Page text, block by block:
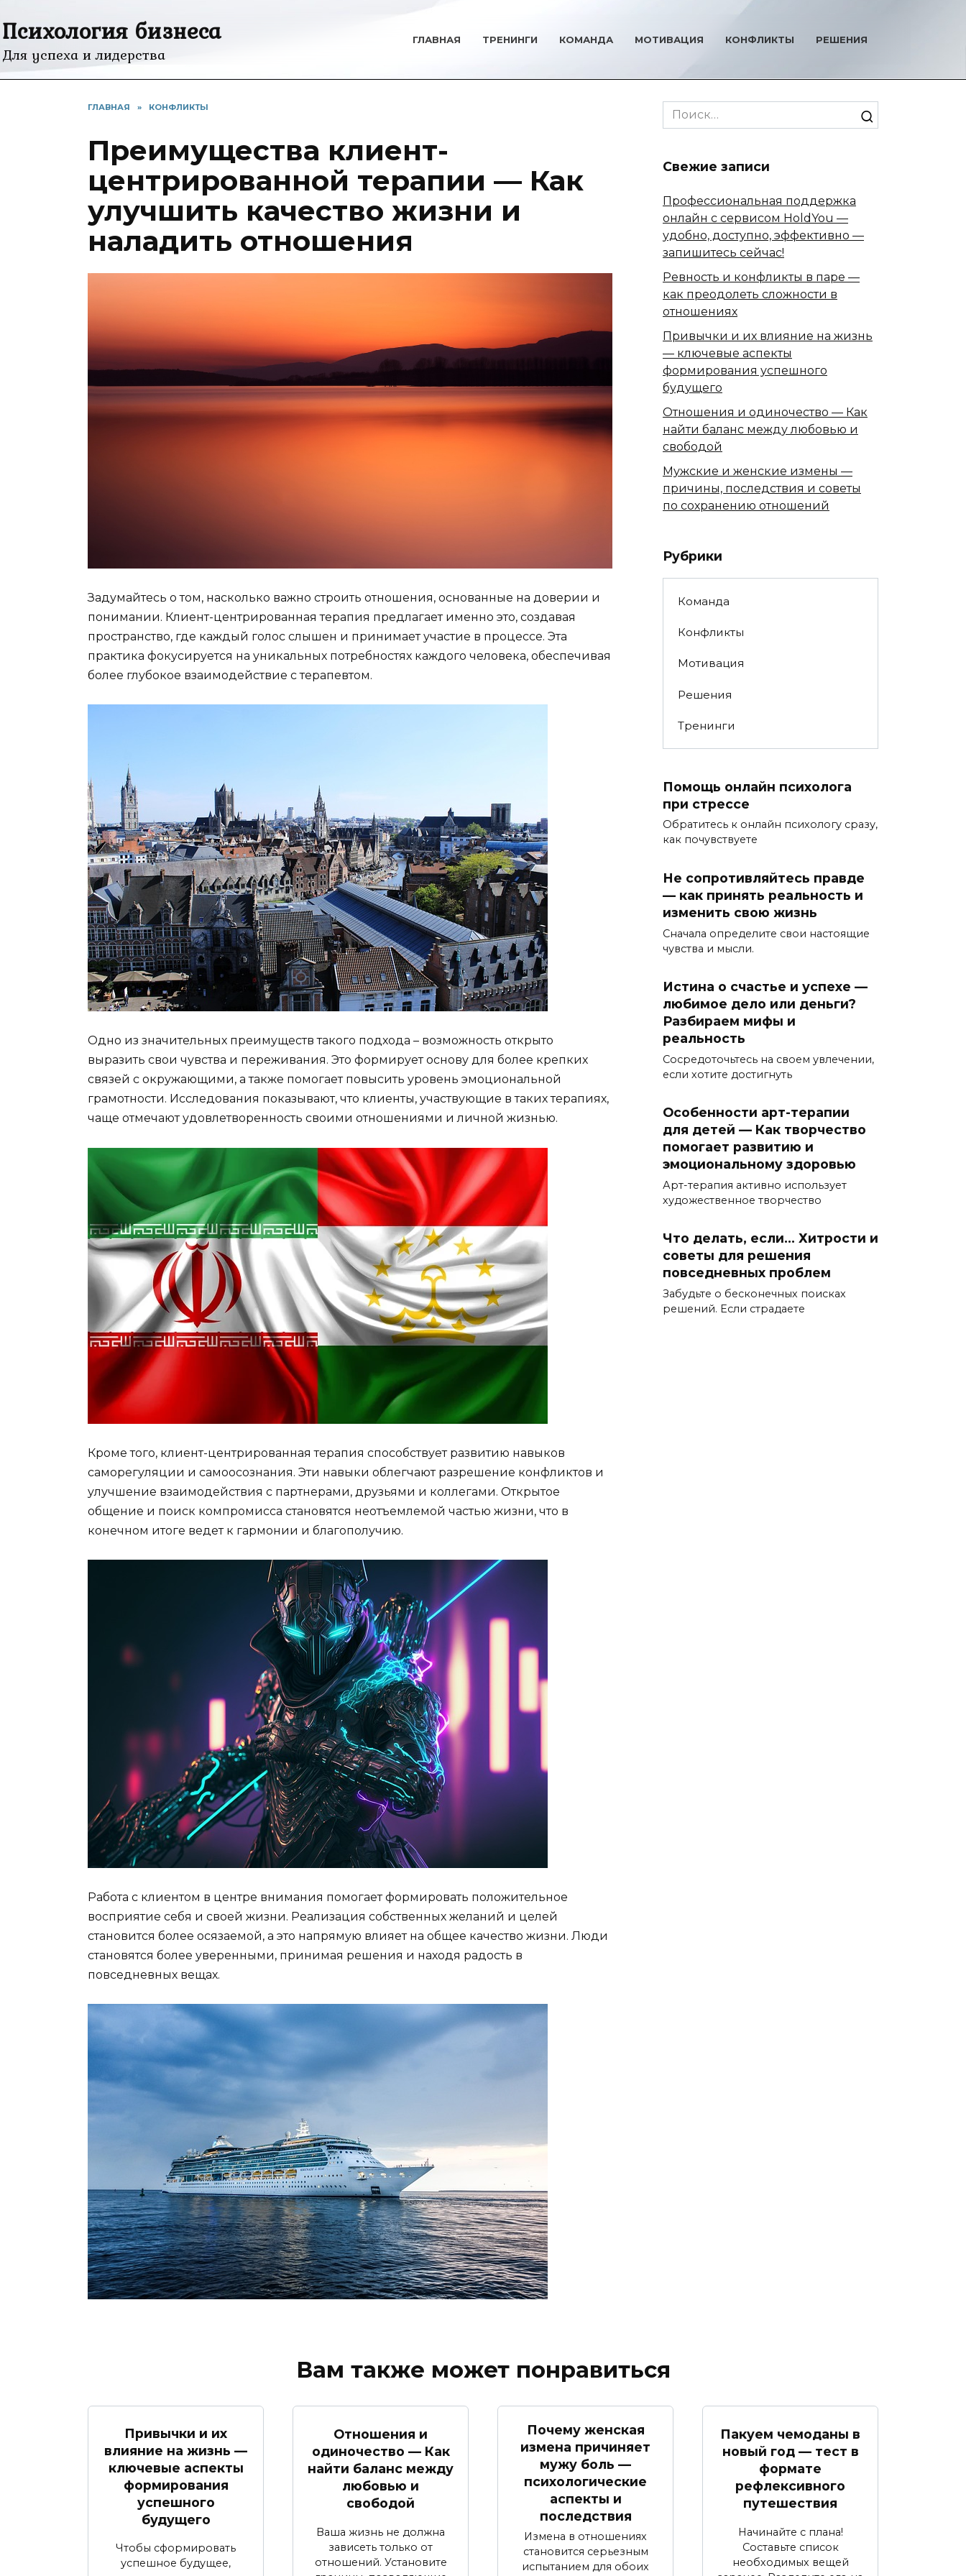
к
содержанию
Психология бизнеса
Для успеха и лидерства
ГЛАВНАЯ ТРЕНИНГИ КОМАНДА МОТИВАЦИЯ КОНФЛИКТЫ РЕШЕНИЯ
ГЛАВНАЯ » КОНФЛИКТЫ
Преимущества клиент-
центрированной терапии — Как
улучшить качество жизни и
наладить отношения
Задумайтесь о том, насколько важно строить отношения, основанные на доверии и
понимании. Клиент-центрированная терапия предлагает именно это, создавая
пространство, где каждый голос слышен и принимает участие в процессе. Эта
практика фокусируется на уникальных потребностях каждого человека, обеспечивая
более глубокое взаимодействие с терапевтом.
Одно из значительных преимуществ такого подхода – возможность открыто
выразить свои чувства и переживания. Это формирует основу для более крепких
связей с окружающими, а также помогает повысить уровень эмоциональной
грамотности. Исследования показывают, что клиенты, участвующие в таких терапиях,
чаще отмечают удовлетворенность своими отношениями и личной жизнью.
Кроме того, клиент-центрированная терапия способствует развитию навыков
саморегуляции и самоосознания. Эти навыки облегчают разрешение конфликтов и
улучшение взаимодействия с партнерами, друзьями и коллегами. Открытое
общение и поиск компромисса становятся неотъемлемой частью жизни, что в
конечном итоге ведет к гармонии и благополучию.
Работа с клиентом в центре внимания помогает формировать положительное
восприятие себя и своей жизни. Реализация собственных желаний и целей
становится более осязаемой, а это напрямую влияет на общее качество жизни. Люди
становятся более уверенными, принимая решения и находя радость в
повседневных вещах.
Search
for:
Свежие записи
Профессиональная поддержка
онлайн с сервисом HoldYou —
удобно, доступно, эффективно —
запишитесь сейчас!
Ревность и конфликты в паре —
как преодолеть сложности в
отношениях
Привычки и их влияние на жизнь
— ключевые аспекты
формирования успешного
будущего
Отношения и одиночество — Как
найти баланс между любовью и
свободой
Мужские и женские измены —
причины, последствия и советы
по сохранению отношений
Рубрики
Команда
Конфликты
Мотивация
Решения
Тренинги
Помощь онлайн психолога
при стрессе
Обратитесь к онлайн психологу сразу,
как почувствуете
Не сопротивляйтесь правде
— как принять реальность и
изменить свою жизнь
Сначала определите свои настоящие
чувства и мысли.
Истина о счастье и успехе —
любимое дело или деньги?
Разбираем мифы и
реальность
Сосредоточьтесь на своем увлечении,
если хотите достигнуть
Особенности арт-терапии
для детей — Как творчество
помогает развитию и
эмоциональному здоровью
Арт-терапия активно использует
художественное творчество
Что делать, если… Хитрости и
советы для решения
повседневных проблем
Забудьте о бесконечных поисках
решений. Если страдаете
Вам также может понравиться
Привычки и их
влияние на жизнь —
ключевые аспекты
формирования
успешного
будущего
Чтобы сформировать
успешное будущее,
Отношения и
одиночество — Как
найти баланс между
любовью и
свободой
Ваша жизнь не должна
зависеть только от
отношений. Установите
Почему женская
измена причиняет
мужу боль —
психологические
аспекты и
последствия
Измена в отношениях
становится серьезным
испытанием для обоих
Пакуем чемоданы в
новый год — тест в
формате
рефлексивного
путешествия
Начинайте с плана!
Составьте список
необходимых вещей